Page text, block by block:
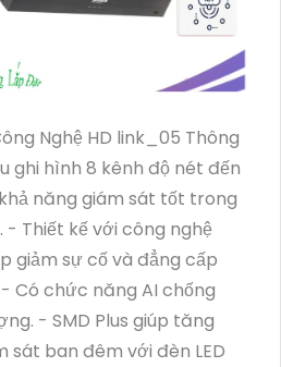
Nghệ HD link_05 Thông
ghi hình 8 kênh độ nét đến
năng giám sát tốt trong
- Thiết kế với công nghệ
giảm sự cố và đẳng cấp
Có chức năng AI chống
- SMD Plus giúp tăng
sát ban đêm với đèn LED